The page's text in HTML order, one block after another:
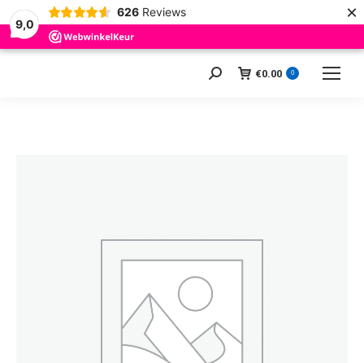
9,0
626 Reviews ×
Zoeken: €0.00 0